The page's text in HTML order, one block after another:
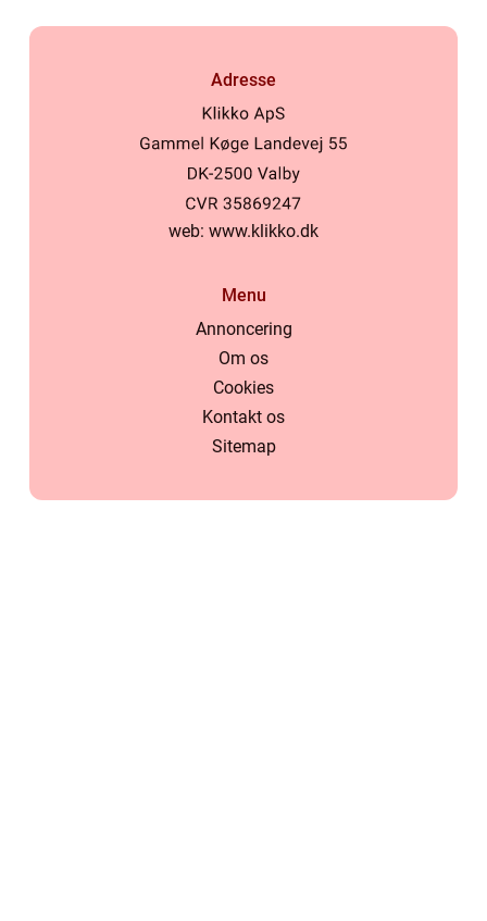
Adresse
web: www.klikko.dk
Menu
Annoncering
Om os
Cookies
Kontakt os
Sitemap